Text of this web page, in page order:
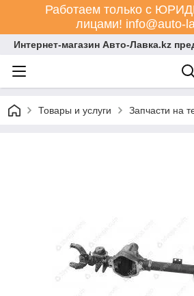
Работаем только с
лицами! info@auto-
Интернет-магазин Авто-Лавка.kz
Товары и услуги Запчасти на